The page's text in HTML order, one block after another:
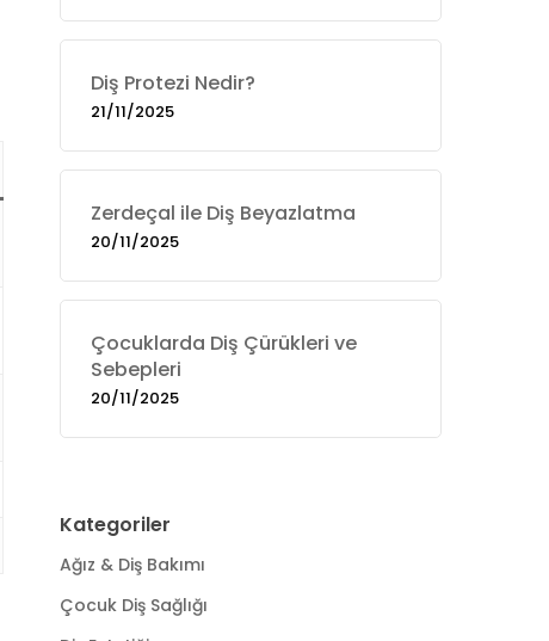
Diş Protezi Nedir?
21/11/2025
Zerdeçal ile Diş Beyazlatma
20/11/2025
Çocuklarda Diş Çürükleri ve
Sebepleri
20/11/2025
Kategoriler
Ağız & Diş Bakımı
Çocuk Diş Sağlığı